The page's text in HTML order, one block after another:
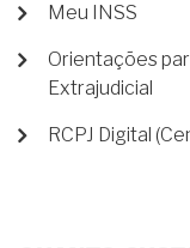
Meu INSS
Orientações
Extrajudicial
RCPJ Digital